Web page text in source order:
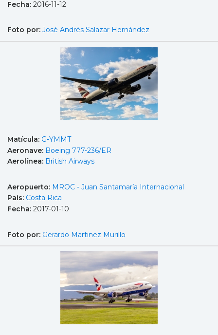
Fecha: 2016-11-12
Foto por: José Andrés Salazar Hernández
Matícula: G-YMMT
Aeronave: Boeing 777-236/ER
Aerolínea: British Airways
Aeropuerto: MROC - Juan Santamaría Internacional
País: Costa Rica
Fecha: 2017-01-10
Foto por: Gerardo Martinez Murillo